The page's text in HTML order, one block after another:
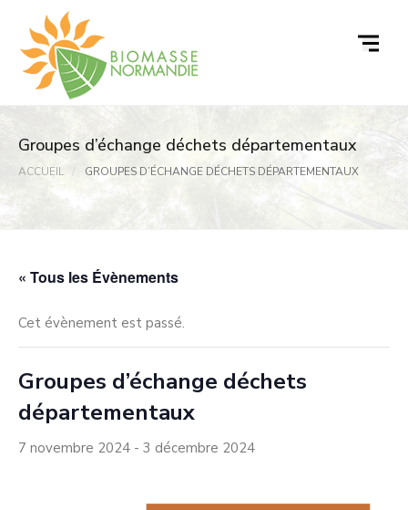
contenu
Groupes d’échange déchets départementaux
ACCUEIL GROUPES D’ÉCHANGE DÉCHETS DÉPARTEMENTAUX
« Tous les Évènements
Cet évènement est passé.
Groupes d’échange déchets
départementaux
7 novembre 2024 - 3 décembre 2024